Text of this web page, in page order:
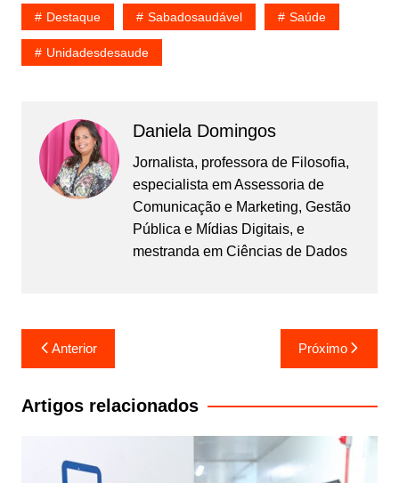
Destaque Sabadosaudável Saúde
Unidadesdesaude
Daniela Domingos
Jornalista, professora de Filosofia,
especialista em Assessoria de
Comunicação e Marketing, Gestão
Pública e Mídias Digitais, e
mestranda em Ciências de Dados
Navegação
de
Post
Anterior Próximo
Artigos relacionados